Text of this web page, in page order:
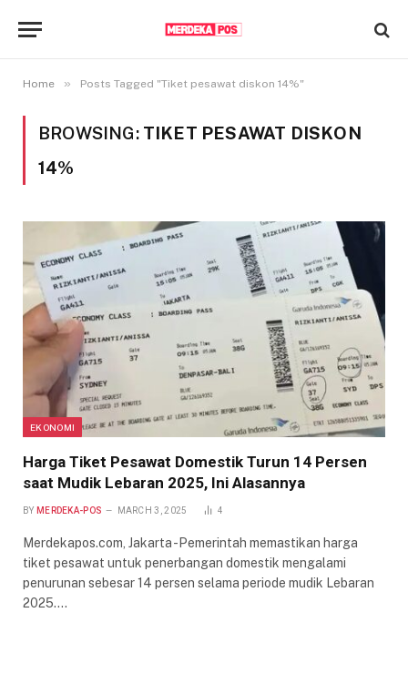
Home » Posts Tagged "Tiket pesawat diskon 14%"
BROWSING: TIKET PESAWAT DISKON
14%
EKONOMI
Harga Tiket Pesawat Domestik Turun 14 Persen
saat Mudik Lebaran 2025, Ini Alasannya
BY MERDEKA-POS MARCH 3, 2025 4
Merdekapos.com, Jakarta -Pemerintah memastikan harga
tiket pesawat untuk penerbangan domestik mengalami
penurunan sebesar 14 persen selama periode mudik Lebaran
2025.…